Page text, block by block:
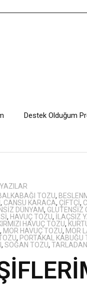
Destek Olduğum
TOZU,
, CANSU KARACA, ÇIFTÇI,
DÜNYAM, GLUTENSIZ
, HAVUÇ TOZU, ILAÇSIZ
HAVUÇ TOZU,
, MOR HAVUÇ TOZU, MOR
, PORTAKAL KABUĞU
, SOĞAN TOZU, TARLADAN